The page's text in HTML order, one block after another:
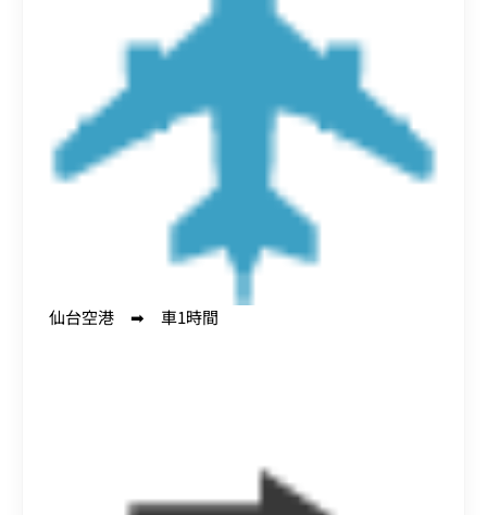
仙台空港 ➡ 車1時間